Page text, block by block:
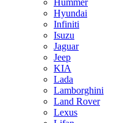
Hummer
Hyundai
Infiniti
Isuzu
Jaguar
Jeep
KIA
Lada
Lamborghini
Land Rover
Lexus